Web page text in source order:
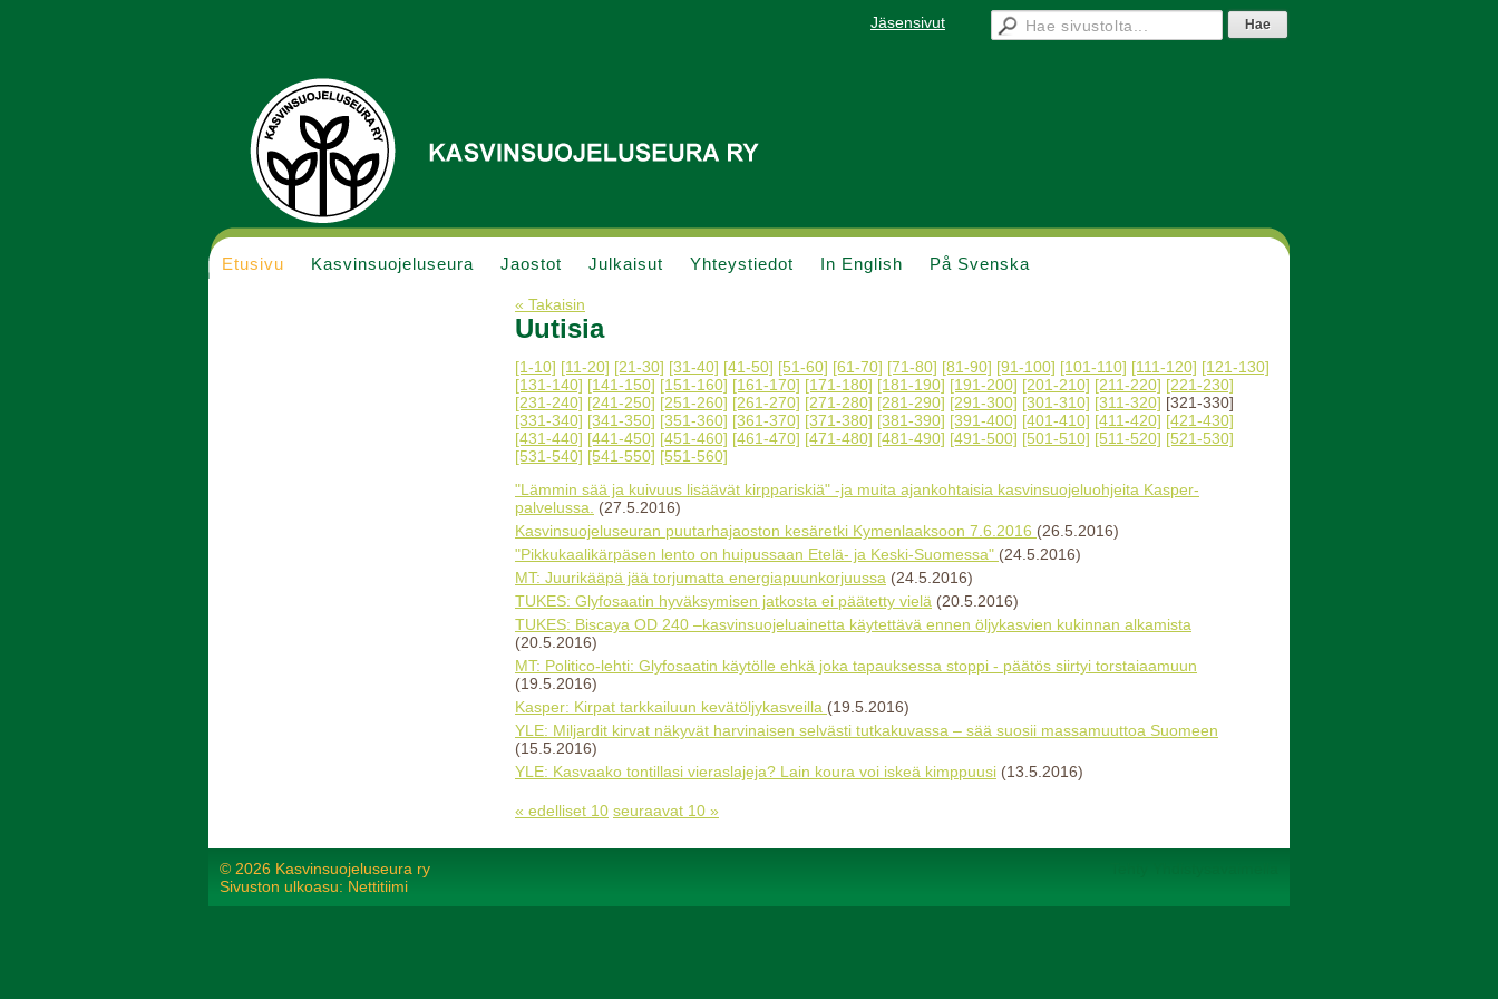
Jäsensivut
Etusivu Kasvinsuojeluseura Jaostot Julkaisut Yhteystiedot In English På Svenska
« Takaisin
Uutisia
[1-10] [11-20] [21-30] [31-40] [41-50] [51-60] [61-70] [71-80] [81-90] [91-100] [101-110] [111-120] [121-130]
[131-140] [141-150] [151-160] [161-170] [171-180] [181-190] [191-200] [201-210] [211-220] [221-230]
[231-240] [241-250] [251-260] [261-270] [271-280] [281-290] [291-300] [301-310] [311-320] [321-330]
[331-340] [341-350] [351-360] [361-370] [371-380] [381-390] [391-400] [401-410] [411-420] [421-430]
[431-440] [441-450] [451-460] [461-470] [471-480] [481-490] [491-500] [501-510] [511-520] [521-530]
[531-540] [541-550] [551-560]
"Lämmin sää ja kuivuus lisäävät kirppariskiä" -ja muita ajankohtaisia kasvinsuojeluohjeita Kasper-
palvelussa.
(27.5.2016)
Kasvinsuojeluseuran puutarhajaoston kesäretki Kymenlaaksoon 7.6.2016 (26.5.2016)
"Pikkukaalikärpäsen lento on huipussaan Etelä- ja Keski-Suomessa" (24.5.2016)
MT: Juurikääpä jää torjumatta energiapuunkorjuussa (24.5.2016)
TUKES: Glyfosaatin hyväksymisen jatkosta ei päätetty vielä (20.5.2016)
TUKES: Biscaya OD 240 –kasvinsuojeluainetta käytettävä ennen öljykasvien kukinnan alkamista
(20.5.2016)
MT: Politico-lehti: Glyfosaatin käytölle ehkä joka tapauksessa stoppi - päätös siirtyi torstaiaamuun
(19.5.2016)
Kasper: Kirpat tarkkailuun kevätöljykasveilla (19.5.2016)
YLE: Miljardit kirvat näkyvät harvinaisen selvästi tutkakuvassa – sää suosii massamuuttoa Suomeen
(15.5.2016)
YLE: Kasvaako tontillasi vieraslajeja? Lain koura voi iskeä kimppuusi (13.5.2016)
« edelliset 10 seuraavat 10 »
© 2026 Kasvinsuojeluseura ry
Sivuston ulkoasu: Nettitiimi